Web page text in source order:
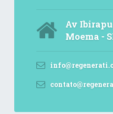
Av
Moema -